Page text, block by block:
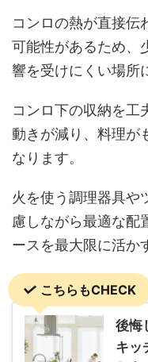
コンロの熱が直接伝
可能性があるため、
響を受けにくい場所
コンロ下の収納を工
動きが減り、料理が
なります。
火を使う調理器具や
慮しながら最適な配
ースを最大限に活か
こちらもCHECK
後悔
キッ